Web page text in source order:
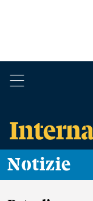
Notizie